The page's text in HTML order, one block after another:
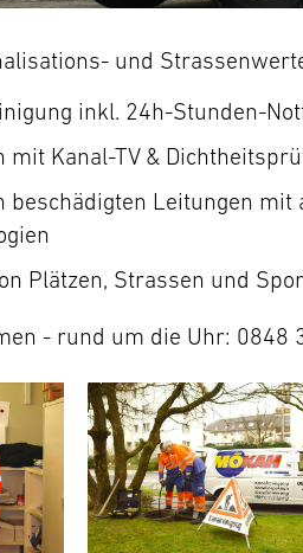
und
inkl. 24h-Stunden-
Kanal-TV &
beschädigten Leitungen
Plätzen, Strassen und
- rund um die Uhr: 0848